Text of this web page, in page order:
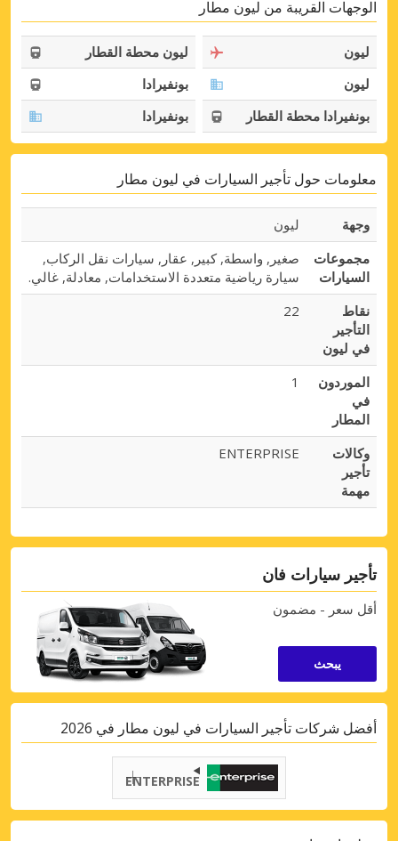
الوجهات القريبة من ليون مطار
ليون
ليون محطة القطار
ليون
بونفيرادا
بونفيرادا محطة القطار
بونفيرادا
معلومات حول تأجير السيارات في ليون مطار
وجهة
ليون
مجموعات
السيارات
صغير, واسطة, كبير, عقار, سيارات نقل الركاب,
سيارة رياضية متعددة الاستخدامات, معادلة, غالي.
نقاط
التأجير
في ليون
22
الموردون
في
المطار
1
وكالات
تأجير
مهمة
ENTERPRISE
تأجير سيارات فان
أقل سعر - مضمون
يبحث
أفضل شركات تأجير السيارات في ليون مطار في 2026
ENTERPRISE